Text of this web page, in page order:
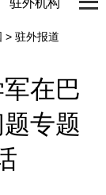
驻外机构 国
> 驻外报道
在巴
专题